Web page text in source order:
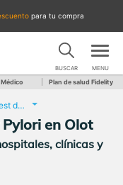
para tu compra
BUSCAR MENU
Plan de salud Fidelity
Test del aliento Helicobacter Pylori
en Olot
clínicas y